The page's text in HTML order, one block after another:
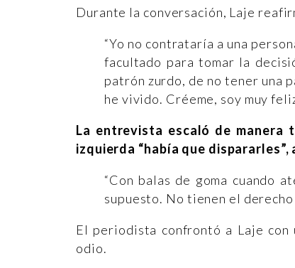
Durante la conversación, Laje
“Yo no contrataría a una
facultado para tomar la
patrón zurdo, de no tener una
he vivido. Créeme, soy muy
La entrevista escaló de manera
izquierda “había que dispararles”,
“Con balas de goma cuando
supuesto. No tienen el derecho
El periodista confrontó a Laje con
odio.